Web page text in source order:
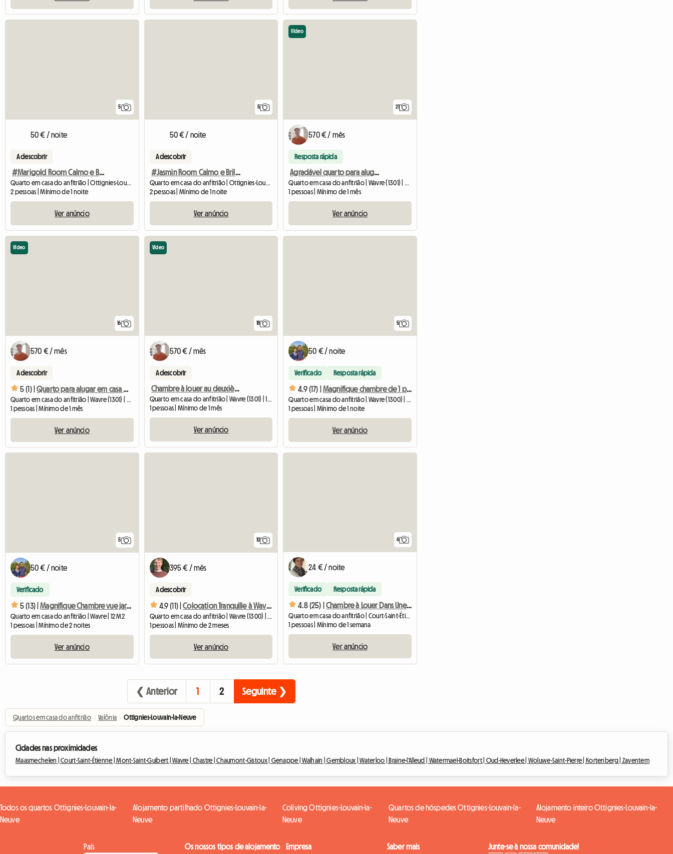
5
50 € / noite
A descobrir
#Marigold Room Calmo e Brilhante Louvain-la-Neuve
Quarto em casa do anfitrião | Ottignies-Louvain-la-Neuve (1348) | 20 M2
2 pessoas | Mínimo de 1 noite
Ver anúncio
5
50 € / noite
A descobrir
#Jasmin Room Calmo e Brilhante Louvain-la-Neuve
Quarto em casa do anfitrião | Ottignies-Louvain-la-Neuve (1348) | 20 M2
2 pessoas | Mínimo de 1 noite
Ver anúncio
21
Vídeo
570 € / mês
Resposta rápida
Agradável quarto para alugar no segundo andar de uma casa
Quarto em casa do anfitrião | Wavre (1301) | 20 M2
1 pessoas | Mínimo de 1 mês
Ver anúncio
16
Vídeo
570 € / mês
A descobrir
5 (1) | Quarto para alugar em casa grande
Quarto em casa do anfitrião | Wavre (1301) | 20 M2
1 pessoas | Mínimo de 1 mês
Ver anúncio
18
Vídeo
570 € / mês
A descobrir
Chambre à louer au deuxième étage d'une grande maison
Quarto em casa do anfitrião | Wavre (1301) | 16 M2
1 pessoas | Mínimo de 1 mês
Ver anúncio
5
50 € / noite
Verificado Resposta rápida
4.9 (17) | Magnifique chambre de 1 personne à louer dans maison habitée
Quarto em casa do anfitrião | Wavre (1300) | 12 M2
1 pessoas | Mínimo de 1 noite
Ver anúncio
5
50 € / noite
Verificado
5 (13) | Magnifique Chambre vue jardin de 1 personne à louer dans mai
Quarto em casa do anfitrião | Wavre | 12 M2
1 pessoas | Mínimo de 2 noites
Ver anúncio
10
395 € / mês
A descobrir
4.9 (11) | Colocation Tranquille à Wavre - Chambre Jaune
Quarto em casa do anfitrião | Wavre (1300) | 16 M2
1 pessoas | Mínimo de 2 meses
Ver anúncio
6
24 € / noite
Verificado Resposta rápida
4.8 (25) | Chambre à Louer Dans Une Maison Familiale
Quarto em casa do anfitrião | Court-Saint-Étienne (1490) | 12 M2
1 pessoas | Mínimo de 1 semana
Ver anúncio
❮ Anterior 1 2 Seguinte ❯
Quartos em casa do anfitrião › Valônia › Ottignies-Louvain-la-Neuve
Cidades nas proximidades
Maasmechelen |Court-Saint-Étienne |Mont-Saint-Guibert |Wavre | Chastre |Chaumont-Gistoux | Genappe |Walhain |Gembloux |Waterloo | Braine-l'Alleud | Watermael-Boitsfort | Oud-Heverlee | Woluwe-Saint-Pierre | Kortenberg | Zaventem
Todos os quartos Ottignies-Louvain-la-
Neuve
Alojamento partilhado Ottignies-Louvain-la-
Neuve
Coliving Ottignies-Louvain-la-
Neuve
Quartos de hóspedes Ottignies-Louvain-la-
Neuve
Alojamento inteiro Ottignies-Louvain-la-
Neuve
País Os nossos tipos de alojamento Empresa Saber mais Junte-se à nossa comunidade!